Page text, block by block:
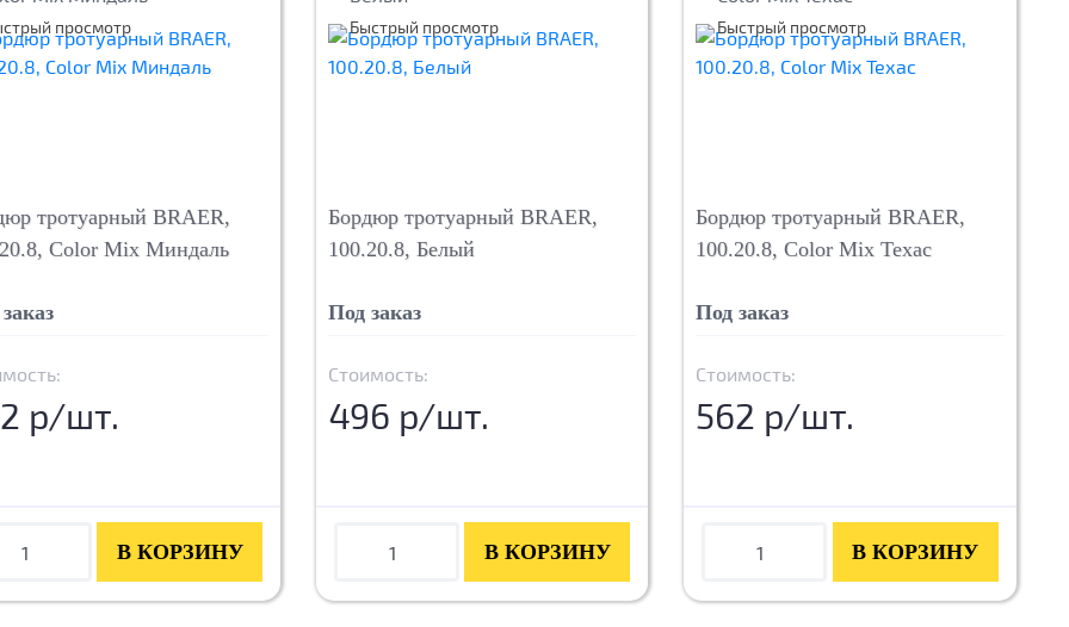
просмотр
тротуарный BRAER,
Color Mix Миндаль
р/шт.
В КОРЗИНУ
Быстрый просмотр
Бордюр тротуарный BRAER,
100.20.8, Белый
Под заказ
Стоимость:
496 р/шт.
В КОРЗИНУ
Быстрый просмотр
Бордюр тротуарный BRAER,
100.20.8, Color Mix Техас
Под заказ
Стоимость:
562 р/шт.
В КОРЗИНУ